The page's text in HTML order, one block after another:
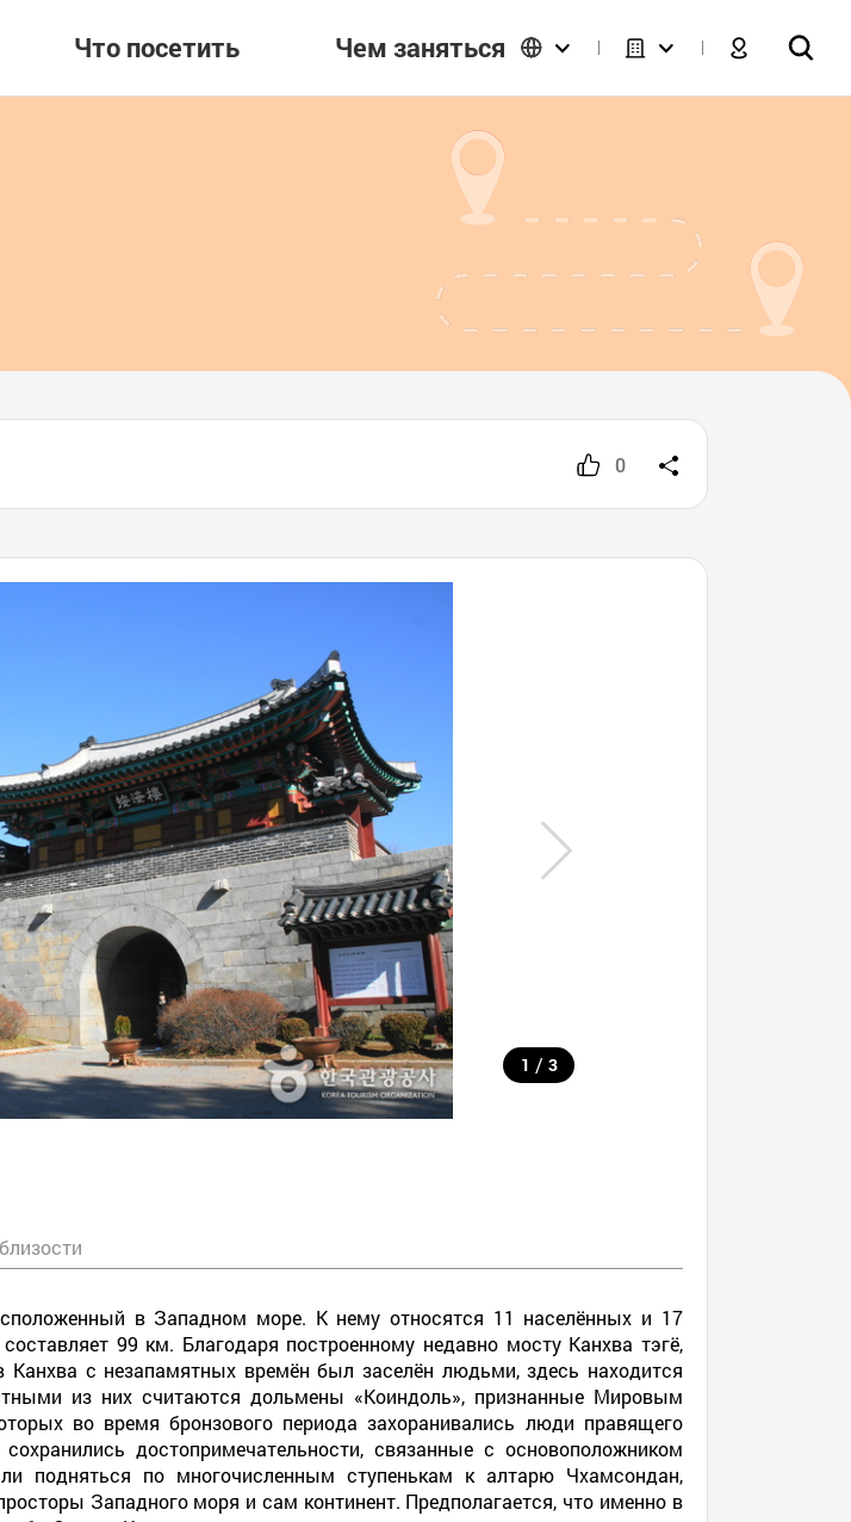
Что посетить Чем заняться
0
1 / 3
в Западном море. К нему относятся 11 населённых и 17
99 км. Благодаря построенному недавно мосту Канхва тэгё,
Канхва с незапамятных времён был заселён людьми, здесь находится
из них считаются дольмены «Коиндоль», признанные Мировым
во время бронзового периода захоранивались люди правящего
достопримечательности, связанные с основоположником
подняться по многочисленным ступенькам к алтарю Чхамсондан,
Западного моря и сам континент. Предполагается, что именно в